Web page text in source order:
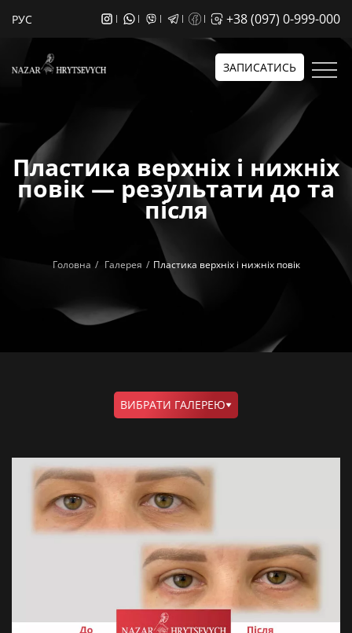
РУС +38 (097) 0-999-000
ЗАПИСАТИСЬ
Пластика верхніх і нижніх
повік — результати до та
після
Головна Галерея Пластика верхніх і нижніх повік
ВИБРАТИ ГАЛЕРЕЮ